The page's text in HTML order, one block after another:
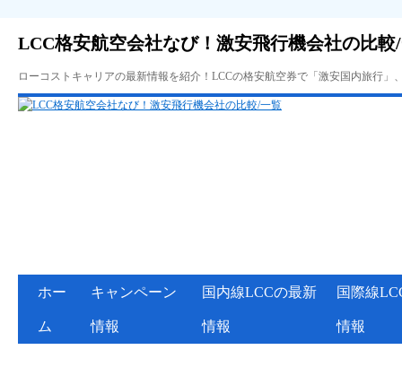
LCC格安航空会社なび！激安飛行機会社の比較
ローコストキャリアの最新情報を紹介！LCCの格安航空券で「激安国内旅行
ホー
ム
キャンペーン
情報
国内線LCCの最新
情報
国際線
情報